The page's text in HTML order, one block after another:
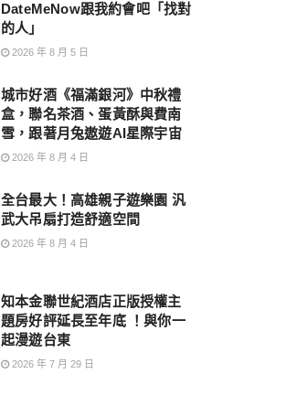
DateMeNow跟我約會吧「找對
的人」
2026 年 8 月 5 日
城市好酒《福滿銀河》中秋禮
盒，聯名茶酒、蛋黃酥與費南
雪，跟著月兔遨遊AI星際宇宙
2026 年 8 月 4 日
全台最大！高雄親子遊樂園 汎
武大吊扇打造舒適空間
2026 年 8 月 4 日
知本金聯世紀酒店正版授權主
題房好評延長至年底 ！與你一
起漫遊台東
2026 年 7 月 29 日